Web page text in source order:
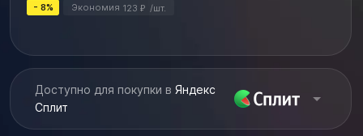
- 8% Экономия 123 ₽ /шт.
Доступно для покупки в Яндекс
Сплит